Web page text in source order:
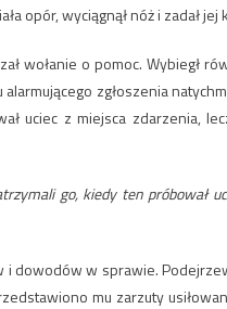
opór, wyciągnął nóż i zadał jej
wołanie o pomoc. Wybiegł
zgłoszenia
uciec z miejsca zdarzenia,
go, kiedy ten próbował
dowodów w sprawie.
mu zarzuty